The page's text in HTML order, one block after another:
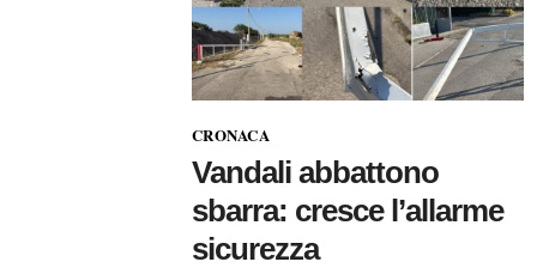
CRONACA
Vandali abbattono
sbarra: cresce l’allarme
sicurezza